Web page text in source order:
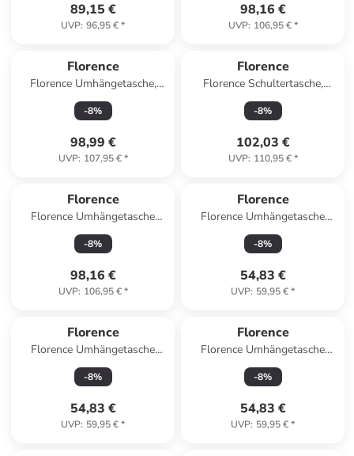
89,15 €
UVP: 96,95 €*
98,16 €
UVP: 106,95 €*
Florence
Florence Umhängetasche,
Handtasche Leder braun ca.
30cm
-8%
98,99 €
UVP: 107,95 €*
Florence
Florence Schultertasche,
Shopper Leder rosa ca. 33cm
-8%
102,03 €
UVP: 110,95 €*
Florence
Florence Umhängetasche
Leder rot ca. 22cm
-8%
98,16 €
UVP: 106,95 €*
Florence
Florence Umhängetasche
Leder rot ca. 19cm
-8%
54,83 €
UVP: 59,95 €*
Florence
Florence Umhängetasche
Leder braun ca. 19cm
-8%
54,83 €
UVP: 59,95 €*
Florence
Florence Umhängetasche
Leder jeansblau ca. 19cm
-8%
54,83 €
UVP: 59,95 €*